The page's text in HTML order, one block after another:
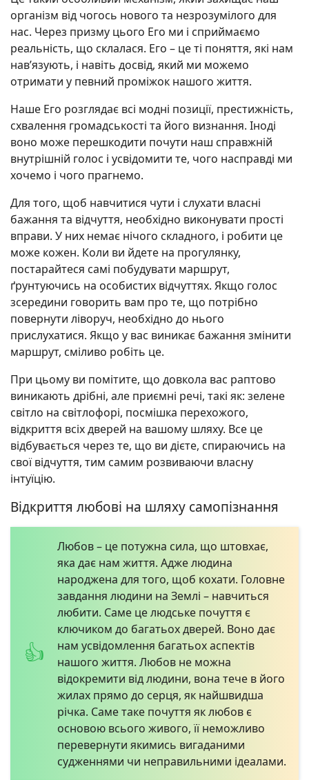
організм від чогось нового та незрозумілого для
нас. Через призму цього Его ми і сприймаємо
реальність, що склалася. Его – це ті поняття, які нам
нав’язують, і навіть досвід, який ми можемо
отримати у певний проміжок нашого життя.
Наше Его розглядає всі модні позиції, престижність,
схвалення громадськості та його визнання. Іноді
воно може перешкодити почути наш справжній
внутрішній голос і усвідомити те, чого насправді ми
хочемо і чого прагнемо.
Для того, щоб навчитися чути і слухати власні
бажання та відчуття, необхідно виконувати прості
вправи. У них немає нічого складного, і робити це
може кожен. Коли ви йдете на прогулянку,
постарайтеся самі побудувати маршрут,
ґрунтуючись на особистих відчуттях. Якщо голос
зсередини говорить вам про те, що потрібно
повернути ліворуч, необхідно до нього
прислухатися. Якщо у вас виникає бажання змінити
маршрут, сміливо робіть це.
При цьому ви помітите, що довкола вас раптово
виникають дрібні, але приємні речі, такі як: зелене
світло на світлофорі, посмішка перехожого,
відкриття всіх дверей на вашому шляху. Все це
відбувається через те, що ви дієте, спираючись на
свої відчуття, тим самим розвиваючи власну
інтуїцію.
Відкриття любові на шляху самопізнання
Любов – це потужна сила, що штовхає,
яка дає нам життя. Адже людина
народжена для того, щоб кохати. Головне
завдання людини на Землі – навчиться
любити. Саме це людське почуття є
ключиком до багатьох дверей. Воно дає
нам усвідомлення багатьох аспектів
нашого життя. Любов не можна
відокремити від людини, вона тече в його
жилах прямо до серця, як найшвидша
річка. Саме таке почуття як любов є
основою всього живого, її неможливо
перевернути якимись вигаданими
судженнями чи неправильними ідеалами.